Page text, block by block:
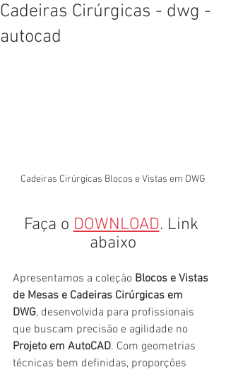
Cadeiras Cirúrgicas - dwg -
autocad
Cadeiras Cirúrgicas Blocos e Vistas em DWG
Faça o DOWNLOAD. Link
abaixo
Apresentamos a coleção Blocos e Vistas
de Mesas e Cadeiras Cirúrgicas em
DWG, desenvolvida para profissionais
que buscam precisão e agilidade no
Projeto em AutoCAD. Com geometrias
técnicas bem definidas, proporções